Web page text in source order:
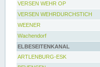
VERSEN WEHR OP
VERSEN WEHRDURCHSTICH
WEENER
Wachendorf
ELBESEITENKANAL
ARTLENBURG-ESK